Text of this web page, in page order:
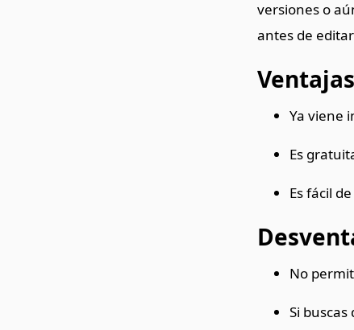
versiones o
antes de
Ya viene
Es
Es fácil
No
Si